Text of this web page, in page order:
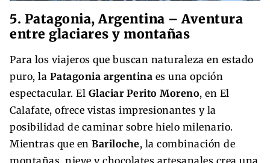
5. Patagonia, Argentina – Aventura
entre glaciares y montañas
Para los viajeros que buscan naturaleza en estado
puro, la Patagonia argentina es una opción
espectacular. El Glaciar Perito Moreno, en El
Calafate, ofrece vistas impresionantes y la
posibilidad de caminar sobre hielo milenario.
Mientras que en Bariloche, la combinación de